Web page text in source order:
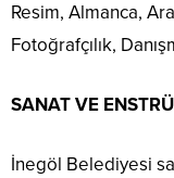
Resim, Almanca,
Fotoğrafçılık,
SANAT VE
İnegöl Belediyesi